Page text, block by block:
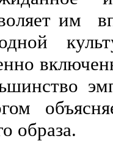
им
образа.